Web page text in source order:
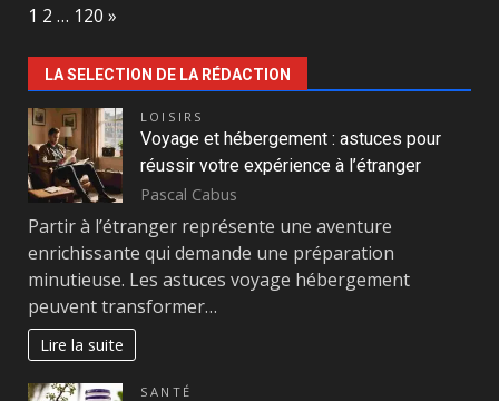
Page:
1 2 … 120 Next
»
LA SELECTION DE LA RÉDACTION
LOISIRS
Voyage et hébergement : astuces pour
réussir votre expérience à l’étranger
Pascal Cabus
Partir à l’étranger représente une aventure
enrichissante qui demande une préparation
minutieuse. Les astuces voyage hébergement
peuvent transformer…
Lire la suite
SANTÉ